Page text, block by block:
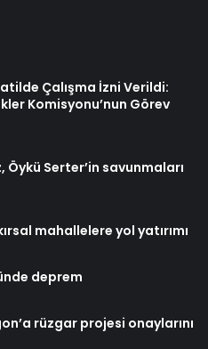
Çalışma İzni Verildi:
Komisyonu’nun Görev
Öykü Serter’in savunmaları
mahallelere yol yatırımı
deprem
rüzgar projesi onaylarını